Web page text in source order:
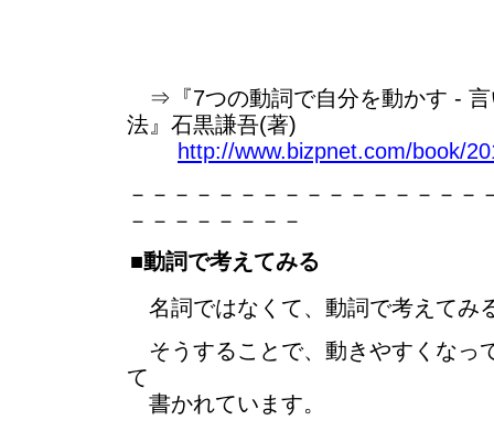
⇒『7つの動詞で自分を動かす - 言
法』石黒謙吾(著)
http://www.bizpnet.com/book/
－－－－－－－－－－－－－－－－
－－－－－－－－
■動詞で考えてみる
名詞ではなくて、動詞で考えてみ
そうすることで、動きやすくなっ
て
書かれています。